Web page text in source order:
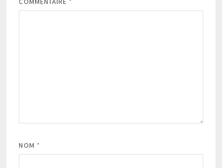
NOM *